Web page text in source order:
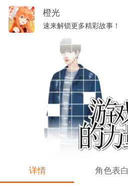
详情 角色表白
橙光
速来解锁更多精彩故事！